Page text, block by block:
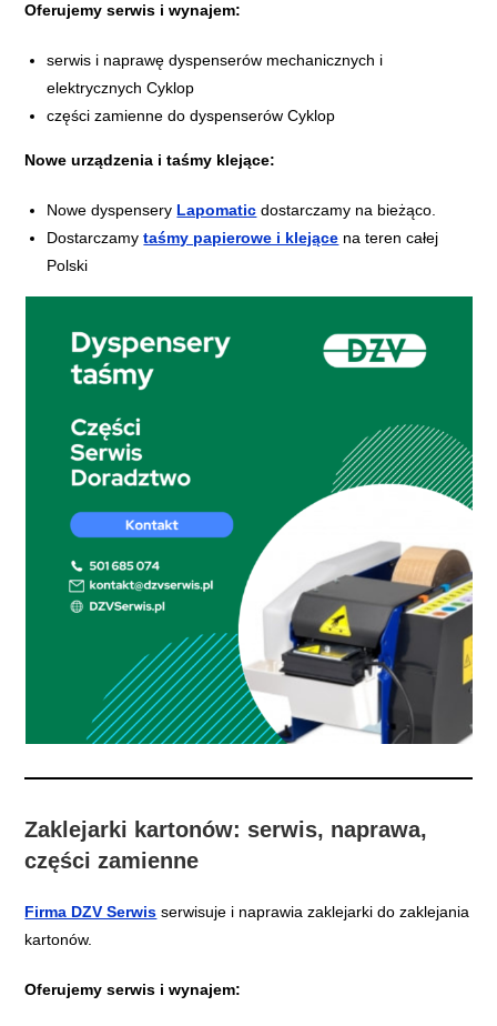
Oferujemy serwis i wynajem:
serwis i naprawę dyspenserów mechanicznych i
elektrycznych Cyklop
części zamienne do dyspenserów Cyklop
Nowe urządzenia i taśmy klejące:
Nowe dyspensery Lapomatic dostarczamy na bieżąco.
Dostarczamytaśmy papierowe i klejące na teren całej
Polski
Zaklejarki kartonów: serwis, naprawa,
części zamienne
Firma DZV Serwis serwisuje i naprawia zaklejarki do zaklejania
kartonów.
Oferujemy serwis i wynajem: